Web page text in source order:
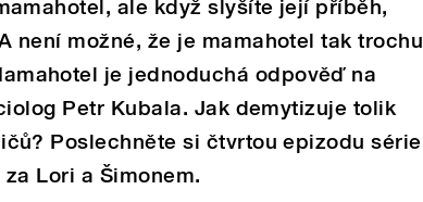
ale když slyšíte její příběh,
není možné, že je mamahotel tak trochu
je jednoduchá odpověď na
Petr Kubala. Jak demytizuje tolik
Poslechněte si čtvrtou epizodu série
Lori a Šimonem.